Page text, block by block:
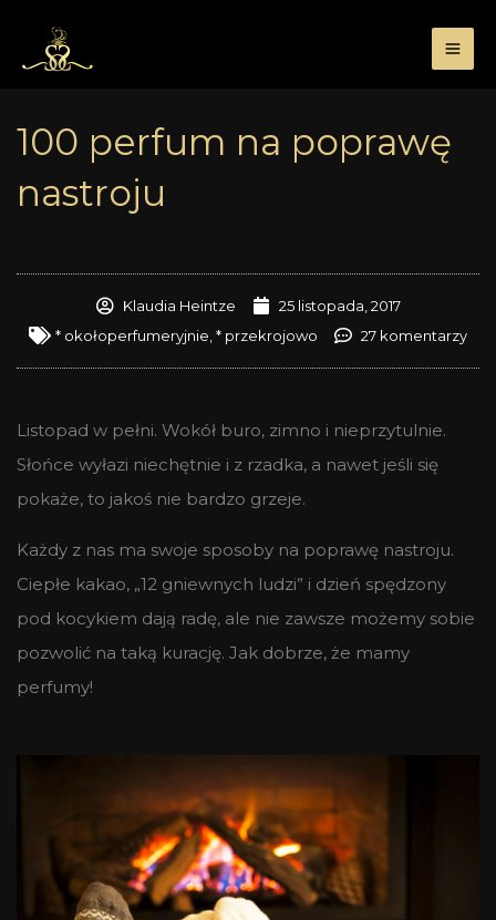
treści
100 perfum na poprawę
nastroju
Klaudia Heintze
25 listopada, 2017
* okołoperfumeryjnie * przekrojowo 27 komentarzy
Listopad w pełni. Wokół buro, zimno i nieprzytulnie.
Słońce wyłazi niechętnie i z rzadka, a nawet jeśli się
pokaże, to jakoś nie bardzo grzeje.
Każdy z nas ma swoje sposoby na poprawę nastroju.
Ciepłe kakao, „12 gniewnych ludzi” i dzień spędzony
pod kocykiem dają radę, ale nie zawsze możemy sobie
pozwolić na taką kurację. Jak dobrze, że mamy
perfumy!